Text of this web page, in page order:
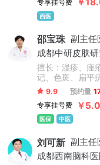
物治疗与个性化
学、叛逆、学习
务。
专享挂号费
西医
邵宝珠 副主任
成都中研皮肤
擅长：湿疹、痤
记、色斑、扁平
甲、带状疱疹后
鳞病、皮肤瘙痒
9.9 预约量
专享挂号费
￥
医保 中医
刘可新 副主任
成都西南脑科